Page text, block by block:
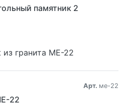
памятник 2
Арт. ме-22
22